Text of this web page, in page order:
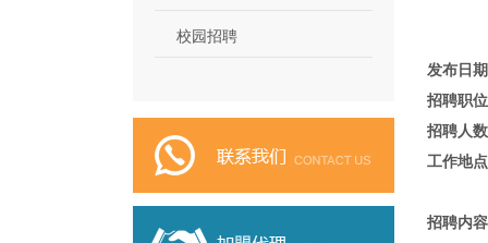
校园招聘
发布日
招聘职
招聘人
工作地
招聘内